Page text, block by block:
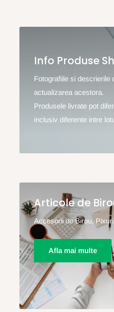
Info Produse
Fotografiile si descrierile
actualizarea acestora.
Produsele livrate pot
inclusiv diferente intre
Articole de
Accesorii de Birou,
Afla mai multe